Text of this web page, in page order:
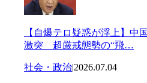
【自爆テロ疑惑が浮上】中
激突 超厳戒態勢の“飛…
社会・政治|2026.07.04